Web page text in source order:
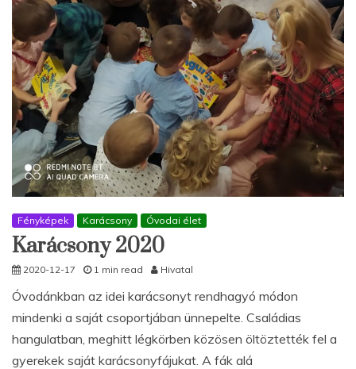
Fényképek Karácsony Óvodai élet
Karácsony 2020
2020-12-17 1 min read Hivatal
Óvodánkban az idei karácsonyt rendhagyó módon
mindenki a saját csoportjában ünnepelte. Családias
hangulatban, meghitt légkörben közösen öltöztették fel a
gyerekek saját karácsonyfájukat. A fák alá